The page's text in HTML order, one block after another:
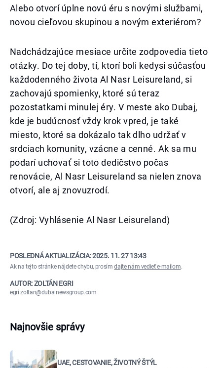
Alebo otvorí úplne novú éru s novými službami,
novou cieľovou skupinou a novým exteriérom?
Nadchádzajúce mesiace určite zodpovedia tieto
otázky. Do tej doby, tí, ktorí boli kedysi súčasťou
každodenného života Al Nasr Leisureland, si
zachovajú spomienky, ktoré sú teraz
pozostatkami minulej éry. V meste ako Dubaj,
kde je budúcnosť vždy krok vpred, je také
miesto, ktoré sa dokázalo tak dlho udržať v
srdciach komunity, vzácne a cenné. Ak sa mu
podarí uchovať si toto dedičstvo počas
renovácie, Al Nasr Leisureland sa nielen znova
otvorí, ale aj znovuzrodí.
(Zdroj: Vyhlásenie Al Nasr Leisureland)
POSLEDNÁ AKTUALIZÁCIA:2025. 11. 27 13:43
Ak na tejto stránke nájdete chybu, prosímdajte nám vedieť e-mailom.
AUTOR: ZOLTÁN EGRI
egri.zoltan@dubainewsgroup.com
Najnovšie správy
UAE, CESTOVANIE, ŽIVOTNÝ ŠTÝL